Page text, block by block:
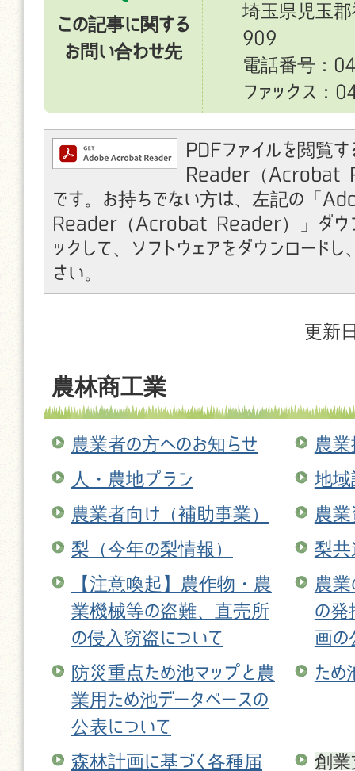
この記事に関する
お問い合わせ先
埼玉県児玉
909
電話番号：
ファックス：
PDFファイルを閲覧
Reader（Acrobat
です。お持ちでない方は、左記の「
Reader（Acrobat Reader）」ダウン
ックして、ソフトウェアをダウンロードし
さい。
更新
農林商工業
農業者の方へのお知らせ
農
人・農地プラン
地域
農業者向け（補助事業）
農
梨（今年の梨情報）
梨共
【注意喚起】農作物・農
業機械等の盗難、直売所
の侵入窃盗について
農業
の発
画の
防災重点ため池マップと農
業用ため池データベースの
公表について
ため
森林計画に基づく各種届
創業